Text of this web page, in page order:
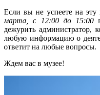
Если вы не успеете на эту
марта, с 12:00 до 15:00
дежурить администратор,
любую информацию о
ответит на любые вопросы.
Ждем вас в музее!